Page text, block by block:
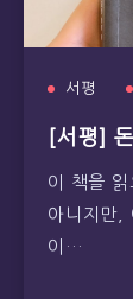
서평
[서평]
이 책을
아니지만,
이…